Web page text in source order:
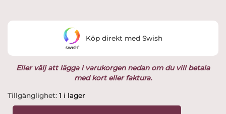
var:
12,000 kr.9,999 kr.
Eller välj att lägga i varukorgen nedan om du vill betala
med kort eller faktura.
Tillgänglighet: 1 i lager
Kosta
Boda
Köp direkt med Swish